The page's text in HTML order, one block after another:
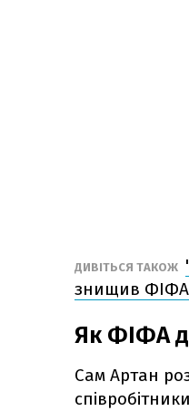
ДИВІТЬСЯ ТАКОЖ
знищив ФІФА
Як ФІФА
Сам Артан